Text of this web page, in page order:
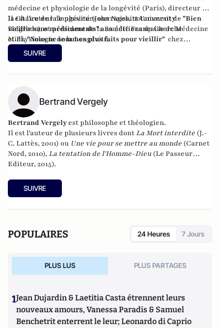
médecine et physiologie de la longévité (Paris), directeur de
la Chaire de la longévité (John Naisbitt University –
Belgrade), et président de la Société Française de Médecine
et Physiologie de la Longévité.
Il est l'auteur de plusieurs ouvrages, notamment de"Bien
vieillir sans médicaments"aux éditions du Cherche
Midi,"Nous ne sommes plus faits pour vieillir" chez
Grasset, et "Longue vie"
SUIVRE
Bertrand Vergely
Bertrand Vergely est philosophe et théologien.
Il est l'auteur de plusieurs livres dont La Mort interdite (J.-
C. Lattès, 2001) ou Une vie pour se mettre au monde (Carnet
Nord, 2010), La tentation de l'Homme-Dieu (Le Passeur
Editeur, 2015).
SUIVRE
POPULAIRES 24 Heures 7 Jours
PLUS LUS PLUS PARTAGES
1Jean Dujardin & Laetitia Casta étrennent leurs
nouveaux amours, Vanessa Paradis & Samuel
Benchetrit enterrent le leur; Leonardo di Caprio